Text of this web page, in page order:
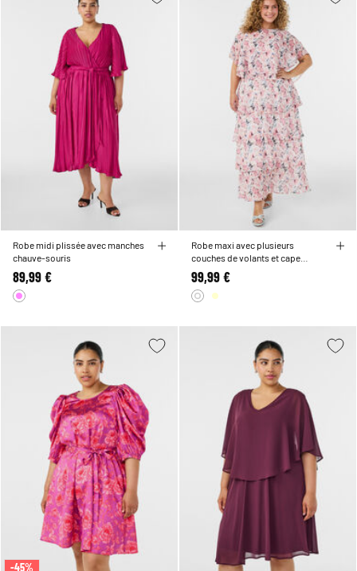
Robe midi plissée avec manches
chauve-souris
89,99 €
Robe maxi avec plusieurs
couches de volants et cape
amovible
99,99 €
-45%